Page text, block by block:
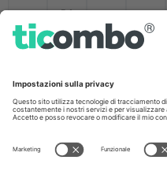
Ticombo Italia
Mimi Balkanska 132, 1540, Sofia,